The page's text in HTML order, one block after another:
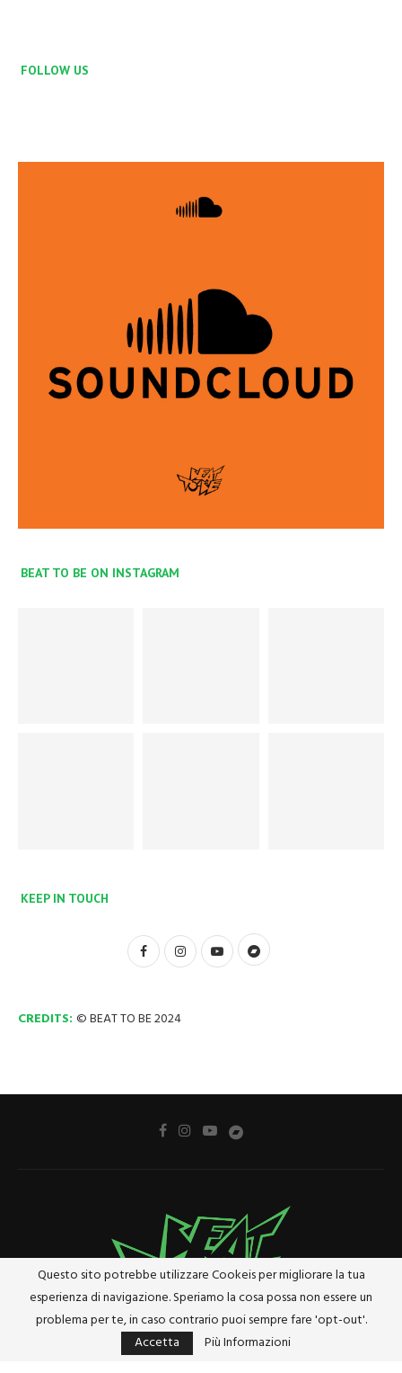
FOLLOW US
BEAT TO BE ON INSTAGRAM
KEEP IN TOUCH
CREDITS: © BEAT TO BE 2024
Cookie Policy
Questo sito potrebbe utilizzare Cookeis per migliorare la tua
esperienza di navigazione. Speriamo la cosa possa non essere un
problema per te, in caso contrario puoi sempre fare 'opt-out'.
Accetta
Più Informazioni